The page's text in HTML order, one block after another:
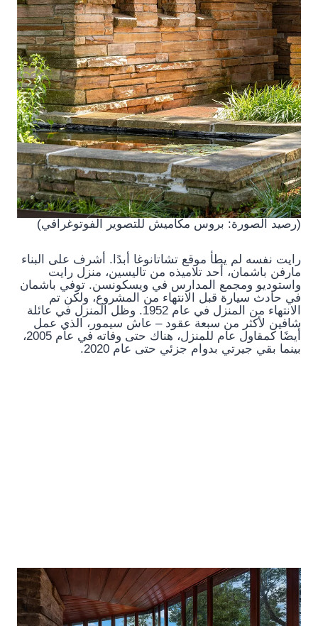
(رصيد الصورة: بروس مكاميش للتصوير الفوتوغرافي)
رايت نفسه لم يطأ موقع تشاتانوغا أبدًا. أشرف على البناء
مارفن باشمان، أحد تلاميذه من تاليسين، منزل رايت
واستوديو ومجمع المدارس في ويسكونسن. توفي باشمان
في حادث سيارة قبل الانتهاء من المشروع، ولكن تم
الانتهاء من المنزل في عام 1952. وظل المنزل في عائلة
شافين لأكثر من سبعة عقود – عاش سيمور، الذي عمل
أيضًا كمقاول عام للمنزل، هناك حتى وفاته في عام 2005،
بينما بقي جيرتي بدوام جزئي حتى عام 2020.